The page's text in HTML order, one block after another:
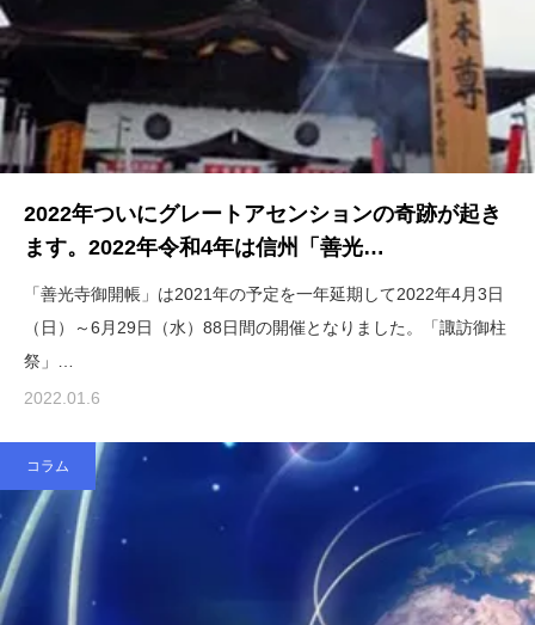
2022年ついにグレートアセンションの奇跡が起き
ます。2022年令和4年は信州「善光…
「善光寺御開帳」は2021年の予定を一年延期して2022年4月3日
（日）～6月29日（水）88日間の開催となりました。「諏訪御柱
祭」…
2022.01.6
コラム